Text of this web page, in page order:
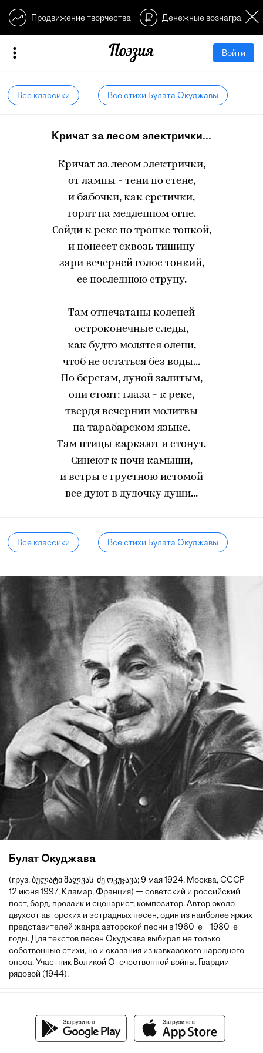
Продвижение творчества Денежные
Войти
Все классики Все стихи Булата Окуджавы
Кричат за лесом электрички...
Кричат за лесом электрички,
от лампы - тени по стене,
и бабочки, как еретички,
горят на медленном огне.
Сойди к реке по тропке топкой,
и понесет сквозь тишину
зари вечерней голос тонкий,
ее последнюю струну.
Там отпечатаны коленей
остроконечные следы,
как будто молятся олени,
чтоб не остаться без воды...
По берегам, луной залитым,
они стоят: глаза - к реке,
твердя вечернии молитвы
на тарабарском языке.
Там птицы каркают и стонут.
Синеют к ночи камыши,
и ветры с грустною истомой
все дуют в дудочку души...
Все классики Все стихи Булата Окуджавы
Булат Окуджава
(груз. ბულატი შალვას-ძე ოკუჯავა; 9 мая 1924, Москва, СССР —
12 июня 1997, Кламар, Франция) — советский и российский
поэт, бард, прозаик и сценарист, композитор. Автор около
двухсот авторских и эстрадных песен, один из наиболее ярких
представителей жанра авторской песни в 1960-е—1980-е
годы. Для текстов песен Окуджава выбирал не только
собственные стихи, но и сказания из кавказского народного
эпоса. Участник Великой Отечественной войны. Гвардии
рядовой (1944).